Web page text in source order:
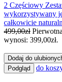
2 Częściowy
wykorzystywany
całkowicie
499,00zł
wynosi: 399,00zł.
Dodaj do
Podgląd
do